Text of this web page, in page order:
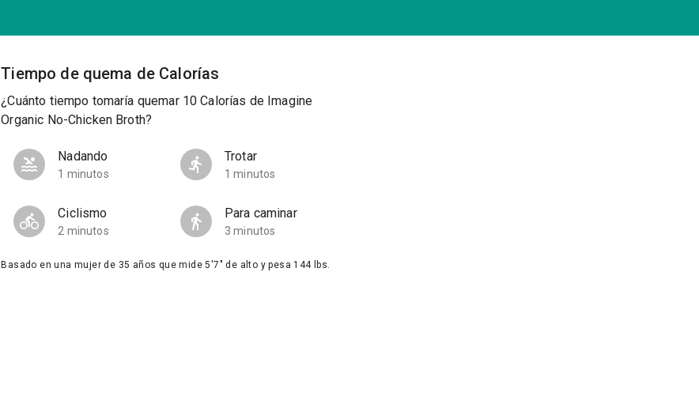
Tiempo de quema de Calorías
¿Cuánto tiempo tomaría quemar 10 Calorías de Imagine
Organic No-Chicken Broth?
Nadando
1 minutos
Trotar
1 minutos
Ciclismo
2 minutos
Para caminar
3 minutos
Basado en una mujer de 35 años que mide 5'7" de alto y pesa 144 lbs.